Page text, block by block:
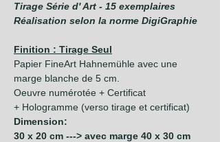
Tirage Série d' Art - 15 exemplaires
Réalisation selon la norme DigiGraphie
Finition : Tirage Seul
Papier FineArt Hahnemühle avec une
marge blanche de 5 cm.
Oeuvre numérotée + Certificat
+ Hologramme (verso tirage et certificat)
Dimension:
30 x 20 cm ---> avec marge 40 x 30 cm